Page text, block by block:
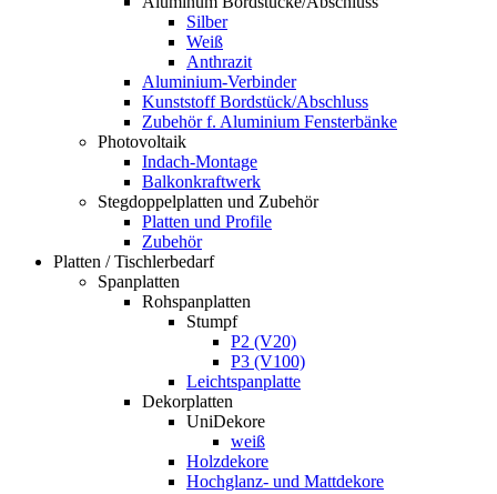
Silber
Weiß
Anthrazit
Aluminium-Verbinder
Kunststoff Bordstück/Abschluss
Zubehör f. Aluminium Fensterbänke
Photovoltaik
Indach-Montage
Balkonkraftwerk
Stegdoppelplatten und Zubehör
Platten und Profile
Zubehör
Platten / Tischlerbedarf
Spanplatten
Rohspanplatten
Stumpf
P2 (V20)
P3 (V100)
Leichtspanplatte
Dekorplatten
UniDekore
weiß
Holzdekore
Hochglanz- und Mattdekore